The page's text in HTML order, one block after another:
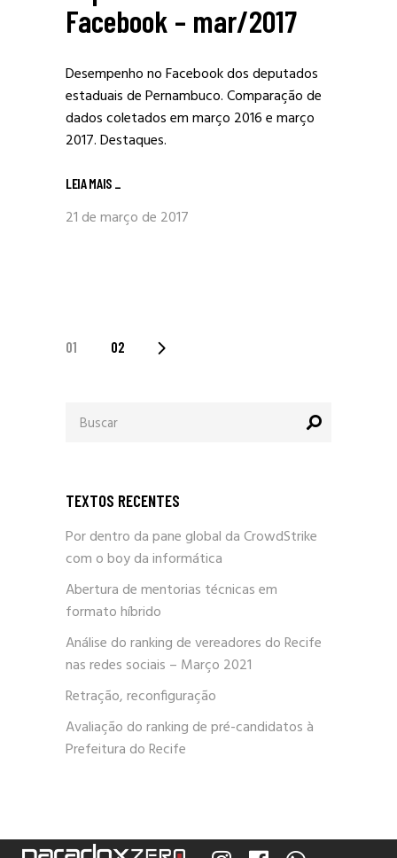
Facebook – mar/2017
Desempenho no Facebook dos deputados
estaduais de Pernambuco. Comparação de
dados coletados em março 2016 e março
2017. Destaques.
LEIA MAIS _
21 de março de 2017
PAGINAÇÃO
POSTS
01 02
por:
TEXTOS RECENTES
Por dentro da pane global da CrowdStrike
com o boy da informática
Abertura de mentorias técnicas em
formato híbrido
Análise do ranking de vereadores do Recife
nas redes sociais – Março 2021
Retração, reconfiguração
Avaliação do ranking de pré-candidatos à
Prefeitura do Recife